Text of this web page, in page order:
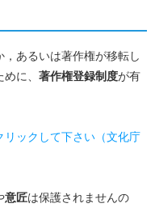
あるいは著作権が移転し
に、 著作権登録制度が有
リックして下さい（文化庁
意匠は保護されませんの